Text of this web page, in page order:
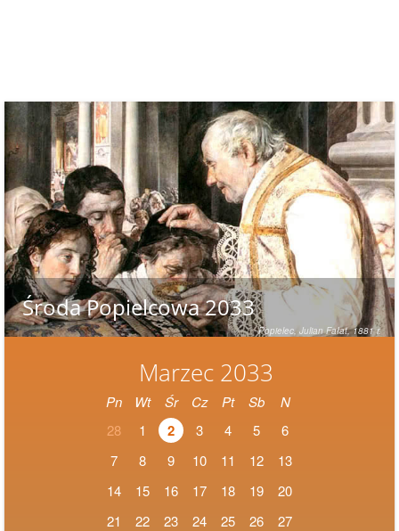
Marzec 2033
Pn Wt Śr Cz Pt Sb
N
28
1 2 3 4 5
6
7
8 9 10 11 12
13
14
15 16 17 18 19
20
21
22 23 24 25 26
27
Środa Popielcowa 2033
Popielec, Julian Fałat, 1881 r.